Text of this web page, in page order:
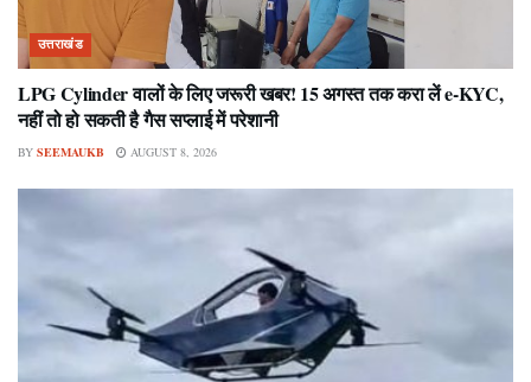
उत्तराखंड
LPG Cylinder वालों के लिए जरूरी खबर! 15 अगस्त तक करा लें e-KYC,
नहीं तो हो सकती है गैस सप्लाई में परेशानी
BY SEEMAUKB AUGUST 8, 2026